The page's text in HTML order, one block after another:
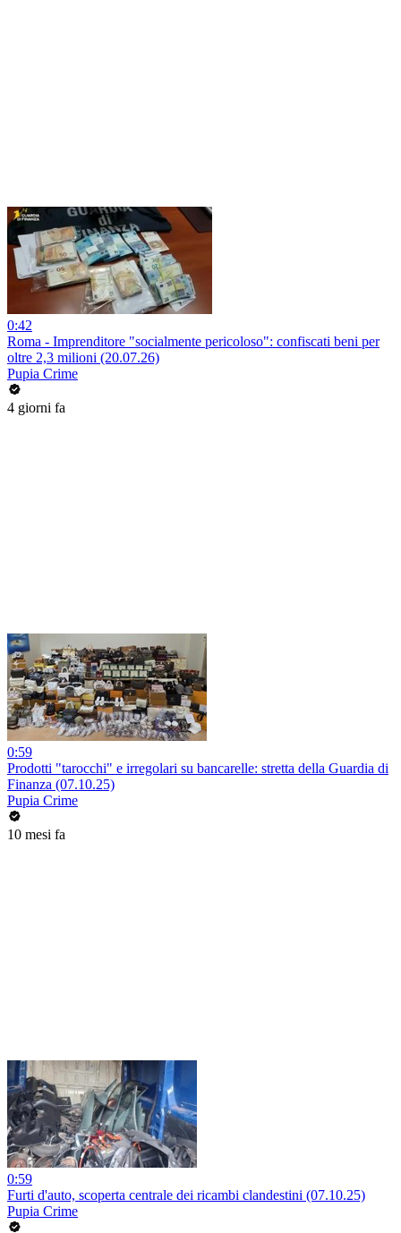
0:42
Roma - Imprenditore "socialmente pericoloso": confiscati beni per
oltre 2,3 milioni (20.07.26)
Pupia Crime
4 giorni fa
0:59
Prodotti "tarocchi" e irregolari su bancarelle: stretta della Guardia di
Finanza (07.10.25)
Pupia Crime
10 mesi fa
0:59
Furti d'auto, scoperta centrale dei ricambi clandestini (07.10.25)
Pupia Crime